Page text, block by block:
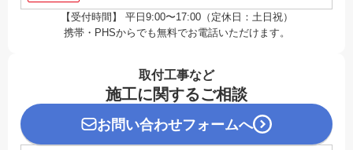
【受付時間】 平日9:00〜17:00（定休日：土日祝）
携帯・PHSからでも無料でお電話いただけます。
取付工事など
施工に関するご相談
お問い合わせフォームへ